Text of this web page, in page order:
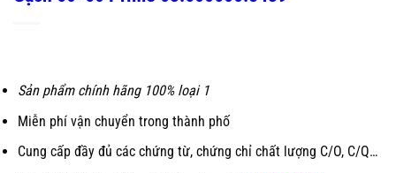
Sản phẩm chính hãng 100% loại 1
Miễn phí vận chuyển trong thành phố
Cung cấp đầy đủ các chứng từ, chứng chỉ chất lượng C/O, C/Q…